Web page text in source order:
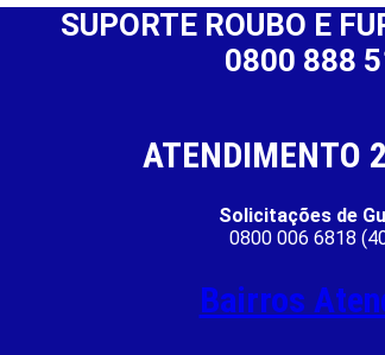
SUPORTE ROUBO E
0800 888
ATENDIMENTO
Solicitações de
0800 006 6818
Bairros